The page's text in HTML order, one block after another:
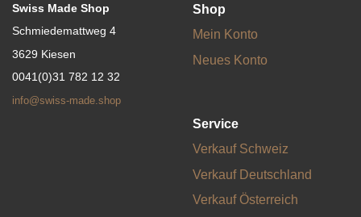
Swiss Made Shop
Schmiedemattweg 4
3629 Kiesen
0041(0)31 782 12 32
info@swiss-made.shop
Shop
Mein Konto
Neues Konto
Service
Verkauf Schweiz
Verkauf Deutschland
Verkauf Österreich